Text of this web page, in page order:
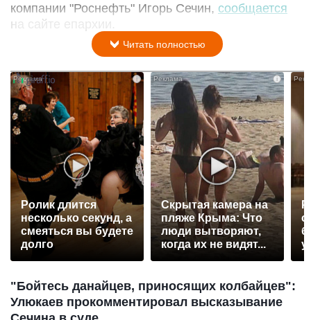
компании "Роснефть" Игорь Сечин, сообщается
на сайте епархии.
Читать полностью
Ролик длится
несколько секунд, а
смеяться вы будете
долго
i
Скрытая камера на
пляже Крыма: Что
люди вытворяют,
когда их не видят...
"Бойтесь данайцев, приносящих колбайцев":
Улюкаев прокомментировал высказывание